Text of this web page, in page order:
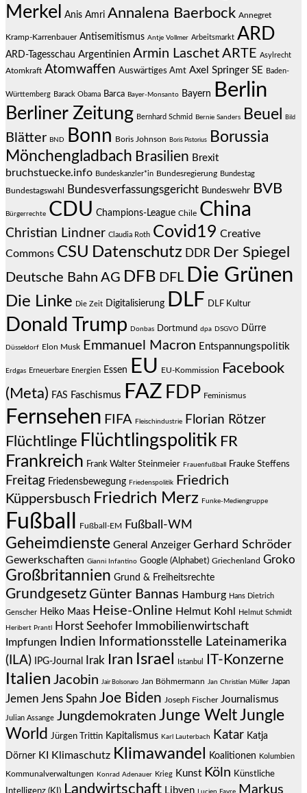
Merkel
Anis Amri Annalena Baerbock Annegret
Kramp-Karrenbauer Antisemitismus Antje Vollmer Arbeitsmarkt ARD
ARD-Tagesschau Argentinien Armin Laschet ARTE Asylrecht
Atomkraft Atomwaffen Auswärtiges Amt Axel Springer SE Baden-
Württemberg Barack Obama Barca Bayer-Monsanto Bayern Berlin
Berliner Zeitung Bernhard Schmid Bernie Sanders Beuel Bild
Blätter BND Bonn Boris Johnson Boris Pistorius
Borussia
Mönchengladbach Brasilien Brexit
bruchstuecke.info Bundeskanzler*in Bundesregierung Bundestag
Bundestagswahl Bundesverfassungsgericht Bundeswehr BVB
Bürgerrechte CDU Champions-League Chile China
Christian Lindner Claudia Roth Covid19 Creative
Commons CSU Datenschutz DDR Der Spiegel
Deutsche Bahn AG DFB DFL Die Grünen
Die Linke Die Zeit Digitalisierung DLF DLF Kultur
Donald Trump Donbas Dortmund dpa DSGVO Dürre
Düsseldorf Elon Musk Emmanuel Macron Entspannungspolitik
Erdgas Erneuerbare Energien Essen EU EU-Kommission
Facebook
(Meta) FAS Faschismus FAZ FDP Feminismus
Fernsehen FIFA Fleischindustrie Florian Rötzer
Flüchtlinge Flüchtlingspolitik FR
Frankreich Frank Walter Steinmeier Frauenfußball Frauke Steffens
Freitag Friedensbewegung Friedenspolitik
Friedrich
Küppersbusch Friedrich Merz Funke-Mediengruppe
Fußball Fußball-EM Fußball-WM
Geheimdienste General Anzeiger Gerhard Schröder
Gewerkschaften Gianni Infantino Google (Alphabet) Griechenland Groko
Großbritannien Grund & Freiheitsrechte
Grundgesetz Günter Bannas Hamburg Hans Dietrich
Genscher Heiko Maas Heise-Online Helmut Kohl Helmut Schmidt
Heribert Prantl Horst Seehofer Immobilienwirtschaft
Impfungen Indien Informationsstelle Lateinamerika
(ILA)
IPG-Journal Irak Iran Israel Istanbul IT-Konzerne
Italien Jacobin Jair Bolsonaro Jan Böhmermann Jan Christian Müller Japan
Jemen Jens Spahn Joe Biden Joseph Fischer Journalismus
Julian Assange Jungdemokraten Junge WeltJungle
World
Jürgen Trittin Kapitalismus Karl Lauterbach Katar Katja
Dörner KI Klimaschutz Klimawandel Koalitionen Kolumbien
Kommunalverwaltungen Konrad Adenauer Krieg Kunst Köln Künstliche
Intelligenz (KI) Landwirtschaft Libyen Lucien Favre Markus